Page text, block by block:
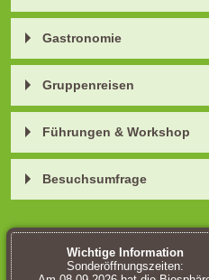
Gastronomie
Gruppenreisen
Führungen & Workshop
Besuchsumfrage
Wichtige Information
Sonderöffnungszeiten: